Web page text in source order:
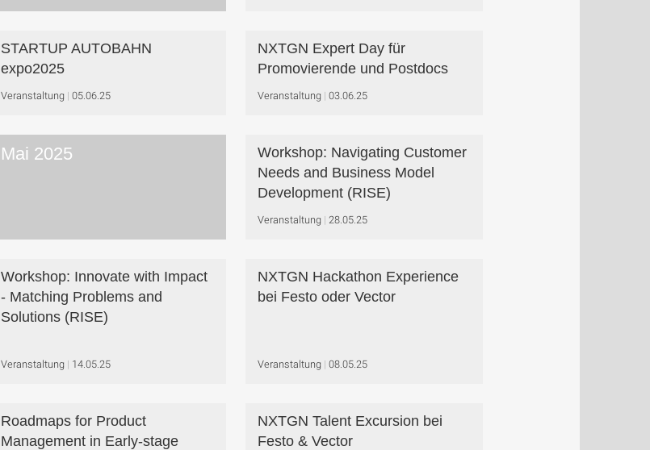
STARTUP AUTOBAHN
expo2025
Veranstaltung 05.06.25
NXTGN Expert Day für
Promovierende und Postdocs
Veranstaltung 03.06.25
Mai 2025
Workshop: Navigating Customer
Needs and Business Model
Development (RISE)
Veranstaltung 28.05.25
Workshop: Innovate with Impact
- Matching Problems and
Solutions (RISE)
Veranstaltung 14.05.25
NXTGN Hackathon Experience
bei Festo oder Vector
Veranstaltung 08.05.25
Roadmaps for Product
Management in Early-stage
NXTGN Talent Excursion bei
Festo & Vector